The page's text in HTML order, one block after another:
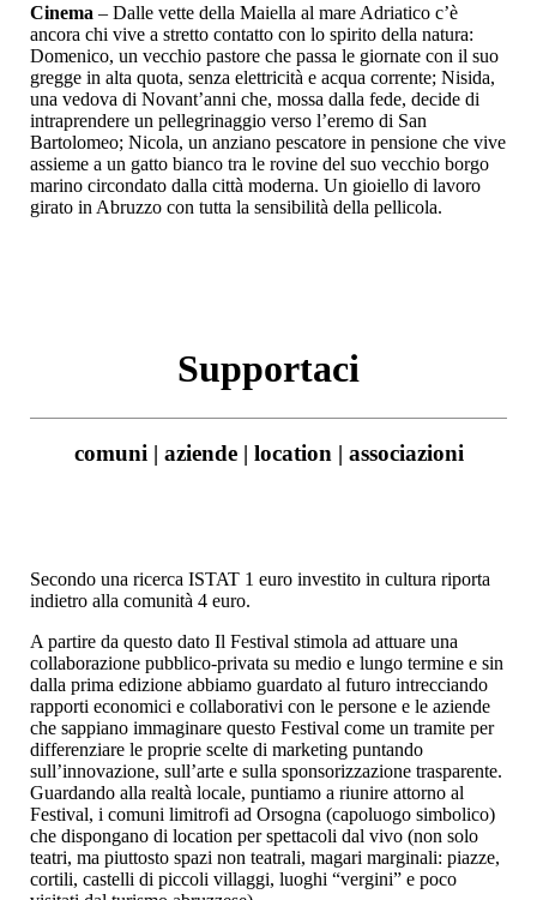
Cinema – Dalle vette della Maiella al mare Adriatico c’è
ancora chi vive a stretto contatto con lo spirito della natura:
Domenico, un vecchio pastore che passa le giornate con il suo
gregge in alta quota, senza elettricità e acqua corrente; Nisida,
una vedova di Novant’anni che, mossa dalla fede, decide di
intraprendere un pellegrinaggio verso l’eremo di San
Bartolomeo; Nicola, un anziano pescatore in pensione che vive
assieme a un gatto bianco tra le rovine del suo vecchio borgo
marino circondato dalla città moderna. Un gioiello di lavoro
girato in Abruzzo con tutta la sensibilità della pellicola.
Supportaci
comuni | aziende | location | associazioni
Secondo una ricerca ISTAT 1 euro investito in cultura riporta
indietro alla comunità 4 euro.
A partire da questo dato Il Festival stimola ad attuare una
collaborazione pubblico-privata su medio e lungo termine e sin
dalla prima edizione abbiamo guardato al futuro intrecciando
rapporti economici e collaborativi con le persone e le aziende
che sappiano immaginare questo Festival come un tramite per
differenziare le proprie scelte di marketing puntando
sull’innovazione, sull’arte e sulla sponsorizzazione trasparente.
Guardando alla realtà locale, puntiamo a riunire attorno al
Festival, i comuni limitrofi ad Orsogna (capoluogo simbolico)
che dispongano di location per spettacoli dal vivo (non solo
teatri, ma piuttosto spazi non teatrali, magari marginali: piazze,
cortili, castelli di piccoli villaggi, luoghi “vergini” e poco